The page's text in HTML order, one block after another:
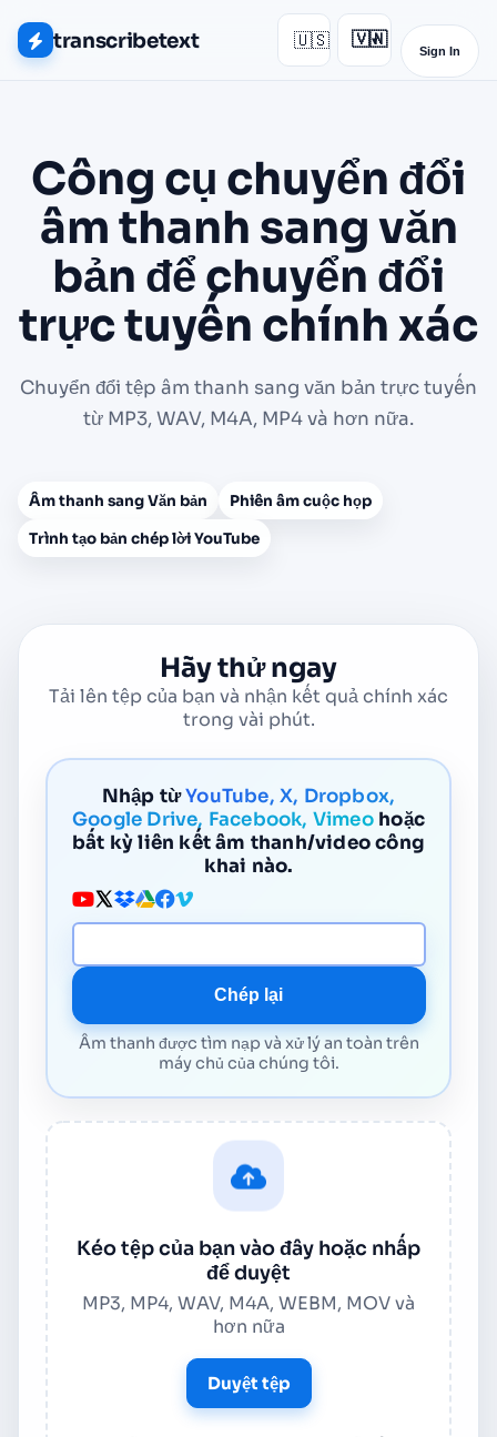
transcribetext 🇺🇸 🇻🇳
▾
Sign In
Công cụ chuyển đổi
âm thanh sang văn
bản để chuyển đổi
trực tuyến chính xác
Chuyển đổi tệp âm thanh sang văn bản trực tuyến
từ MP3, WAV, M4A, MP4 và hơn nữa.
Âm thanh sang Văn bản
Phiên âm cuộc họp
Trình tạo bản chép lời YouTube
Hãy thử ngay
Tải lên tệp của bạn và nhận kết quả chính xác
trong vài phút.
Nhập từYouTube, X, Dropbox,
Google Drive, Facebook, Vimeohoặc
bất kỳ liên kết âm thanh/video công
khai nào.
URL phương tiện
Chép lại
Âm thanh được tìm nạp và xử lý an toàn trên
máy chủ của chúng tôi.
Kéo tệp của bạn vào đây hoặc nhấp
để duyệt
MP3, MP4, WAV, M4A, WEBM, MOV và
hơn nữa
Duyệt tệp